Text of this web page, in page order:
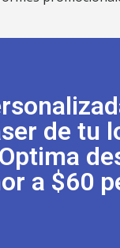
de tu
a $60